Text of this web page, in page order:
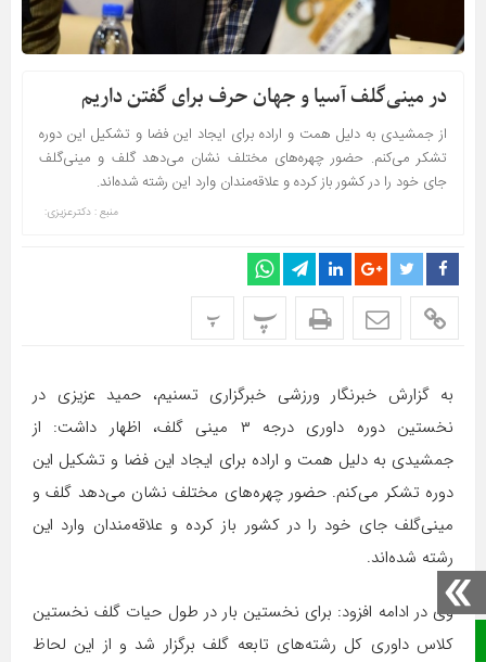
صفحه نخست
در مینی‌گلف آسیا و جهان حرف برای گفتن داریم
از جمشیدی به دلیل همت و اراده برای ایجاد این فضا و تشکیل این دوره
تشکر می‌کنم. حضور چهره‌های مختلف نشان می‌دهد گلف و مینی‌گلف
جای خود را در کشور باز کرده و علاقه‌مندان وارد این رشته شده‌اند.
منبع : دكترعزیزی:
پ پ
به گزارش خبرنگار ورزشی خبرگزاری تسنیم، حمید عزیزی در
نخستین دوره داوری درجه ۳ مینی گلف، اظهار داشت: از
جمشیدی به دلیل همت و اراده برای ایجاد این فضا و تشکیل این
دوره تشکر می‌کنم. حضور چهره‌های مختلف نشان می‌دهد گلف و
مینی‌گلف جای خود را در کشور باز کرده و علاقه‌مندان وارد این
رشته شده‌اند.
وی در ادامه افزود: برای نخستین بار در طول حیات گلف نخستین
کلاس داوری کل رشته‌های تابعه گلف برگزار شد و از این لحاظ